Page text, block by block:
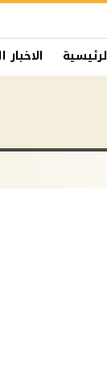
الاخبار